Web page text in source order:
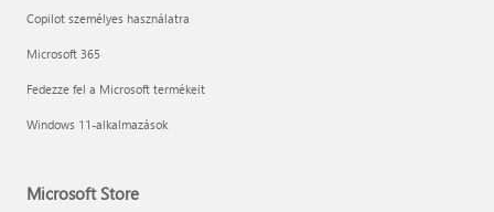
Copilot személyes használatra
Microsoft 365
Fedezze fel a Microsoft termékeit
Windows 11-alkalmazások
Microsoft Store